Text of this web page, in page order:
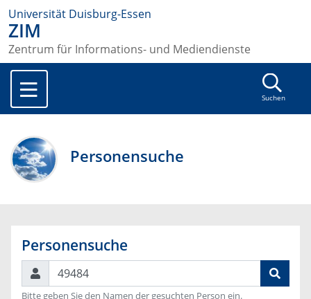
Universität Duisburg-Essen
ZIM
Zentrum für Informations- und Mediendienste
Suchen
Personensuche
Personensuche
Suchen
Bitte geben Sie den Namen der gesuchten Person ein.